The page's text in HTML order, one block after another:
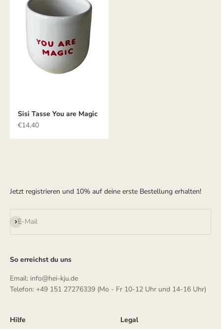
Sisi Tasse You are Magic
Angebot
€14,40
Jetzt registrieren und 10% auf deine erste Bestellung erhalten!
E-Mail
Abonnieren
So erreichst du uns
Email: info@hei-kju.de
Telefon: +49 151 27276339 (Mo - Fr 10-12 Uhr und 14-16 Uhr)
Hilfe Legal